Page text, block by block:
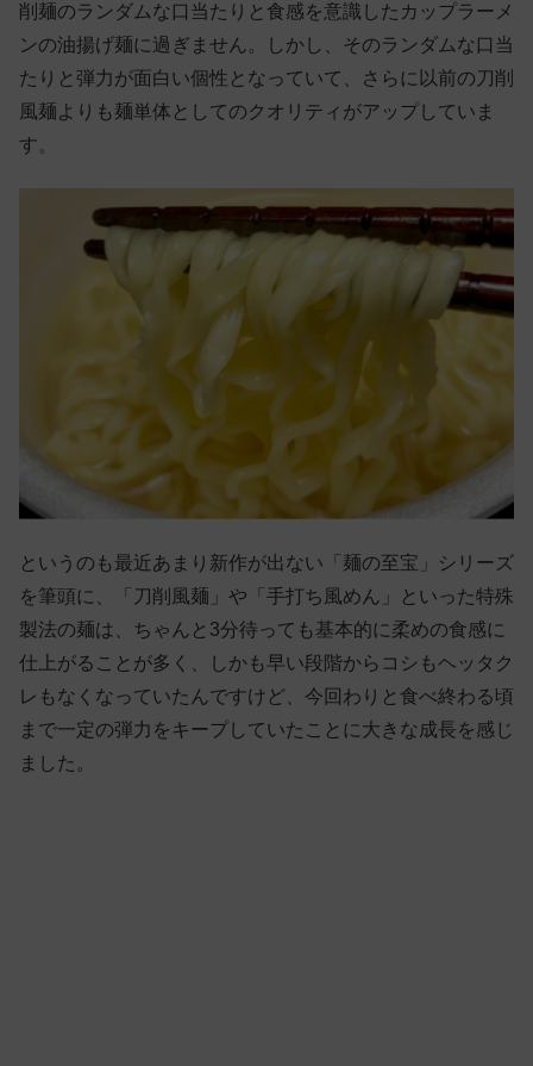
削麺のランダムな口当たりと食感を意識したカップラーメ
ンの油揚げ麺に過ぎません。しかし、そのランダムな口当
たりと弾力が面白い個性となっていて、さらに以前の刀削
風麺よりも麺単体としてのクオリティがアップしていま
す。
というのも最近あまり新作が出ない「麺の至宝」シリーズ
を筆頭に、「刀削風麺」や「手打ち風めん」といった特殊
製法の麺は、ちゃんと3分待っても基本的に柔めの食感に
仕上がることが多く、しかも早い段階からコシもヘッタク
レもなくなっていたんですけど、今回わりと食べ終わる頃
まで一定の弾力をキープしていたことに大きな成長を感じ
ました。